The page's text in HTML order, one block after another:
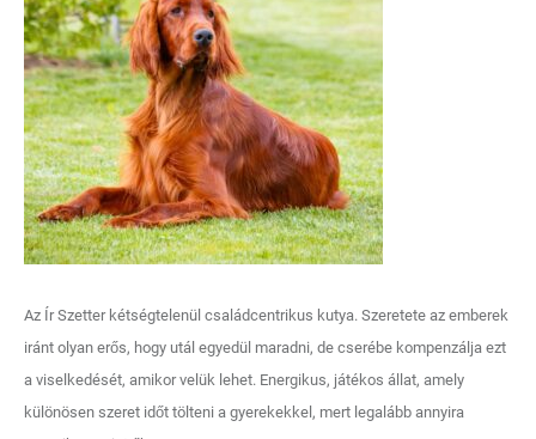
Az Ír Szetter kétségtelenül családcentrikus kutya. Szeretete az emberek
iránt olyan erős, hogy utál egyedül maradni, de cserébe kompenzálja ezt
a viselkedését, amikor velük lehet. Energikus, játékos állat, amely
különösen szeret időt tölteni a gyerekekkel, mert legalább annyira